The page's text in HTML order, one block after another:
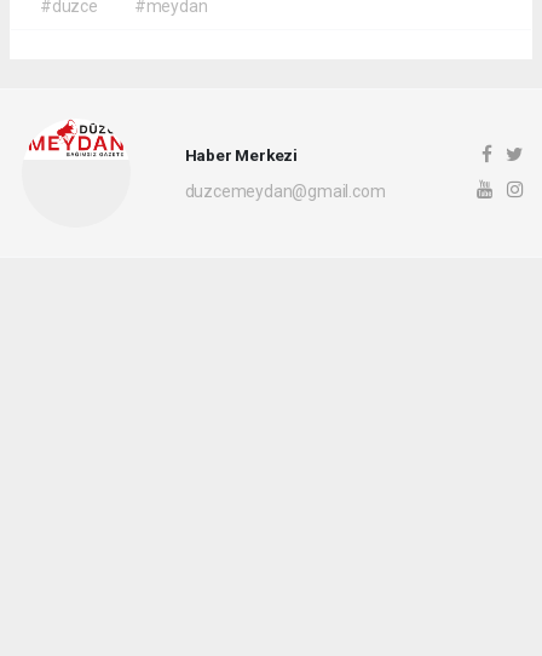
#düzce #meydan
Haber Merkezi
duzcemeydan@gmail.com